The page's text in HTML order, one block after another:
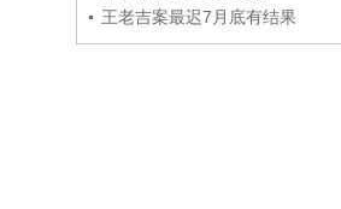
王老吉案最迟7月底有结果